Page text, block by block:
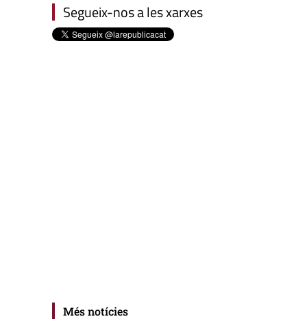
Segueix-nos a les xarxes
Més notícies